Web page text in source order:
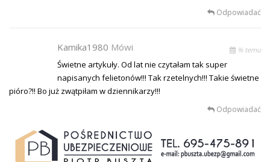
Odpowiadać
Kamika1980 Mówi % temu
Świetne artykuły. Od lat nie czytałam tak super
napisanych felietonów!!! Tak rzetelnych!!! Takie świetne
pióro?!! Bo już zwątpiłam w dziennikarzy!!!
Odpowiadać